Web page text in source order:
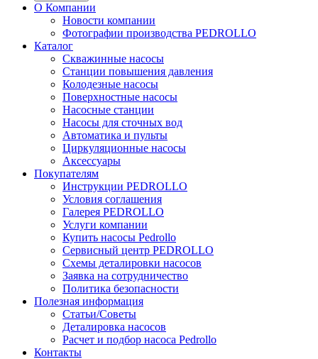
О Компании
Новости компании
Фотографии производства PEDROLLO
Каталог
Скважинные насосы
Станции повышения давления
Колодезные насосы
Поверхностные насосы
Насосные станции
Насосы для сточных вод
Автоматика и пульты
Циркуляционные насосы
Аксессуары
Покупателям
Инструкции PEDROLLO
Условия соглашения
Галерея PEDROLLO
Услуги компании
Купить насосы Pedrollo
Сервисный центр PEDROLLO
Схемы деталировки насосов
Заявка на сотрудничество
Политика безопасности
Полезная информация
Статьи/Советы
Деталировка насосов
Расчет и подбор насоса Pedrollo
Контакты